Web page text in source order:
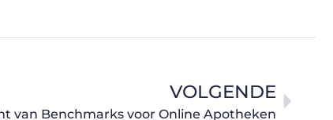
VOLGENDE
van Benchmarks voor Online Apotheken